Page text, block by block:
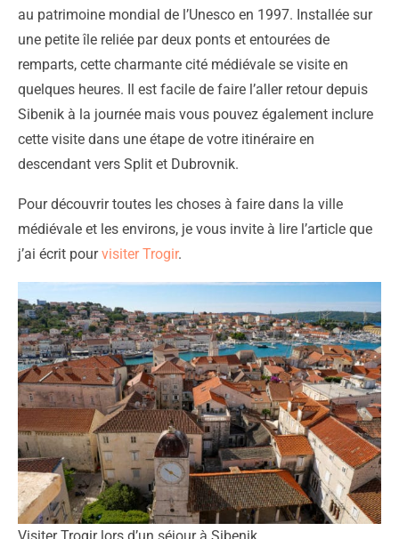
au patrimoine mondial de l’Unesco en 1997. Installée sur
une petite île reliée par deux ponts et entourées de
remparts, cette charmante cité médiévale se visite en
quelques heures. Il est facile de faire l’aller retour depuis
Sibenik à la journée mais vous pouvez également inclure
cette visite dans une étape de votre itinéraire en
descendant vers Split et Dubrovnik.
Pour découvrir toutes les choses à faire dans la ville
médiévale et les environs, je vous invite à lire l’article que
j’ai écrit pourvisiter Trogir.